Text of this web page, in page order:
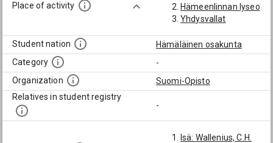
Place of activity
Hämeenlinnan lyseo
Yhdysvallat
Student nation
Hämäläinen osakunta
Category
-
Organization
Suomi-Opisto
Relatives in student registry
-
Isä: Wallenius, C.H.